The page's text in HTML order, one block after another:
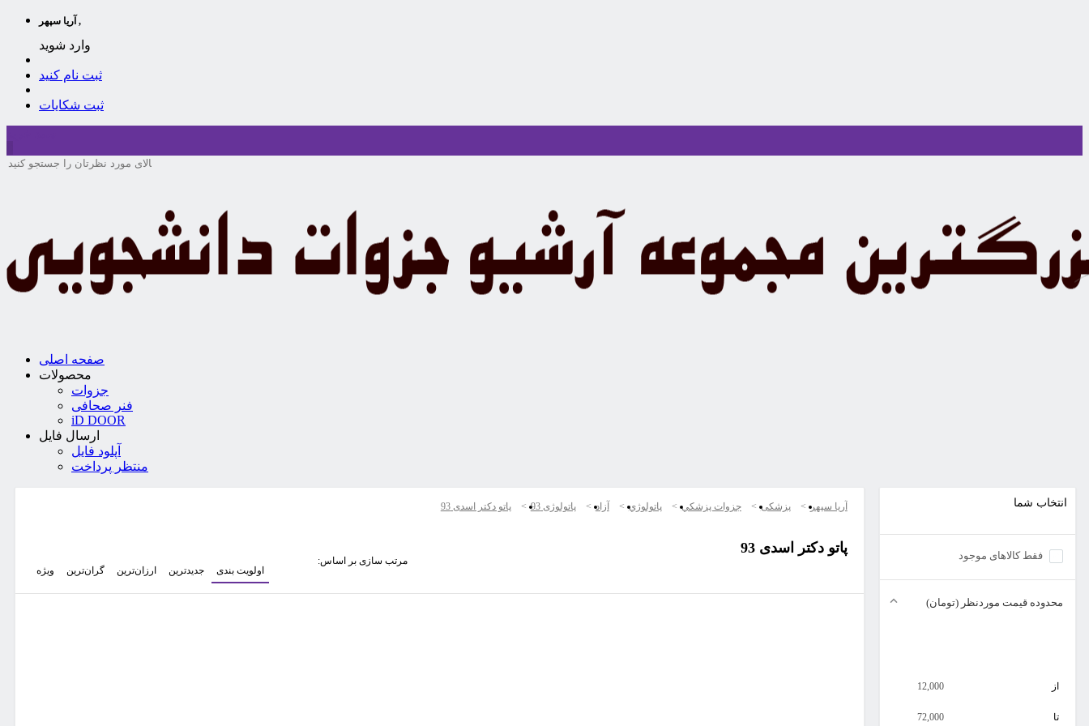
آریا سپهر ,
وارد شوید
ثبت نام کنید
ثبت شکایات
صفحه اصلی
محصولات
جزوات
فنر صحافی
iD DOOR
ارسال فایل
آپلود فایل
منتظر پرداخت
انتخاب شما
فقط کالاهای موجود
محدوده قیمت موردنظر (تومان)
از 12,000
تا 72,000
آریا سپهر پزشکی جزوات پزشكي پاتولوژي آزاد پاتولوژی 93 پاتو دکتر اسدی 93
پاتو دکتر اسدی 93
مرتب سازی بر اساس:
اولویت بندی
جدیدترین ارزان‌ترین گران‌ترین ویژه